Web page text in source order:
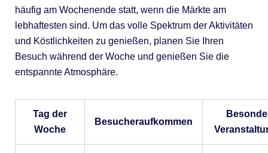
häufig am Wochenende statt, wenn die Märkte am
lebhaftesten sind. Um das volle Spektrum der Aktivitäten
und Köstlichkeiten zu genießen, planen Sie Ihren
Besuch während der Woche und genießen Sie die
entspannte Atmosphäre.
Tag der
Woche
Besucheraufkommen